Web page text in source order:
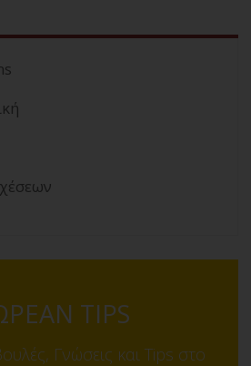
TIPS
Γνώσεις και Tips στο